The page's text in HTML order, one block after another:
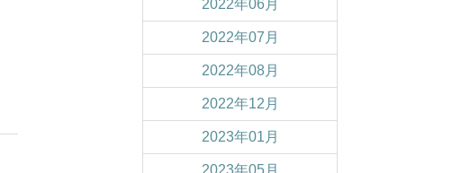
2022年06月
2022年07月
2022年08月
2022年12月
2023年01月
2023年05月